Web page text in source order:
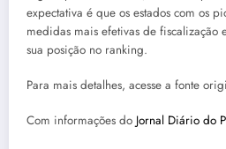
expectativa é que os estados com os
medidas mais efetivas de fiscalização
sua posição no ranking.
Para mais detalhes, acesse a fonte
Com informações do Jornal Diário do